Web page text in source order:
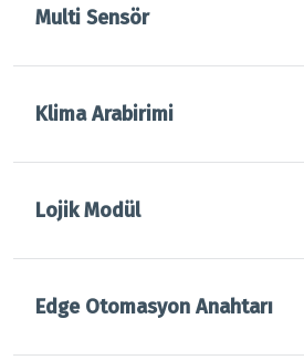
Multi Sensör
Klima Arabirimi
Lojik Modül
Edge Otomasyon Anahtarı